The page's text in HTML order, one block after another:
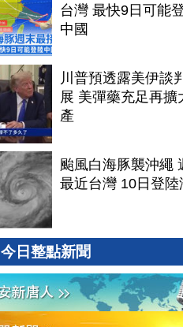
台灣 最快9日可能
中國
川普預透露美伊談
展 美彈藥充足再擴
產
颱風白海豚襲沖繩
最近台灣 10日登陸
今日整點新聞